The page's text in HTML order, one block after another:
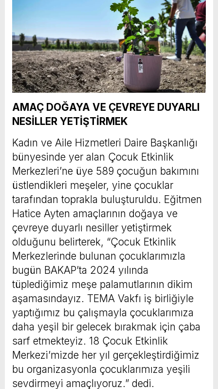
AMAÇ DOĞAYA VE ÇEVREYE DUYARLI
NESİLLER YETİŞTİRMEK
Kadın ve Aile Hizmetleri Daire Başkanlığı
bünyesinde yer alan Çocuk Etkinlik
Merkezleri’ne üye 589 çocuğun bakımını
üstlendikleri meşeler, yine çocuklar
tarafından toprakla buluşturuldu. Eğitmen
Hatice Ayten amaçlarının doğaya ve
çevreye duyarlı nesiller yetiştirmek
olduğunu belirterek, “Çocuk Etkinlik
Merkezlerinde bulunan çocuklarımızla
bugün BAKAP’ta 2024 yılında
tüplediğimiz meşe palamutlarının dikim
aşamasındayız. TEMA Vakfı iş birliğiyle
yaptığımız bu çalışmayla çocuklarımıza
daha yeşil bir gelecek bırakmak için çaba
sarf etmekteyiz. 18 Çocuk Etkinlik
Merkezi’mizde her yıl gerçekleştirdiğimiz
bu organizasyonla çocuklarımıza yeşili
sevdirmeyi amaçlıyoruz.” dedi.